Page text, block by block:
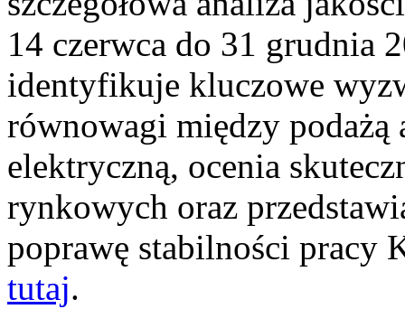
14 czerwca do 31 grudnia
identyfikuje kluczowe
równowagi między podażą
elektryczną, ocenia
rynkowych oraz
poprawę stabilności pracy
tutaj.